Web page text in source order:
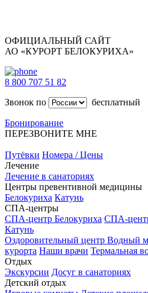
ОФИЦИАЛЬНЫЙ САЙТ
АО «КУРОРТ БЕЛОКУРИХА»
8 800 707 51 82
Звонок по
бесплатный
Бронирование
ПЕРЕЗВОНИТЕ МНЕ
Путёвки Номера / Цены
Лечение
Лечение в санаториях
Центры превентивной медицины
Белокуриха Катунь
СПА-центры
СПА-центр Белокуриха СПА-
Катунь
Оздоровительный центр Водный
курорта Наши врачи Термальная
Отдых
Экскурсии Досуг в санаториях
Детский отдых